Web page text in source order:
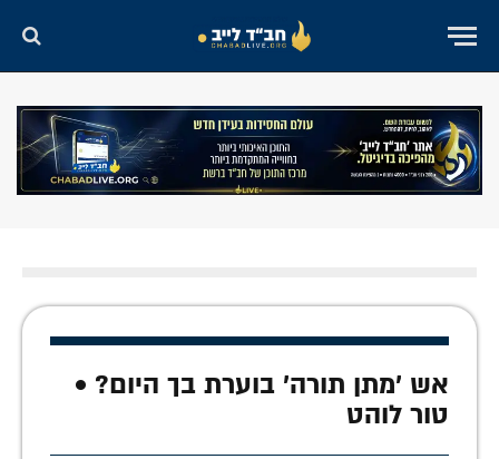
אש 'מתן תורה' בוערת בך היום? •
טור לוהט